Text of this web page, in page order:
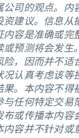
公司的观点。内
资建议。信息从
内容是准确或完
或预测将会发生
险，因而并不适
况认真考虑该等
果。本内容不得
与任何特定交易
布或传播本内容
内容并不针对或